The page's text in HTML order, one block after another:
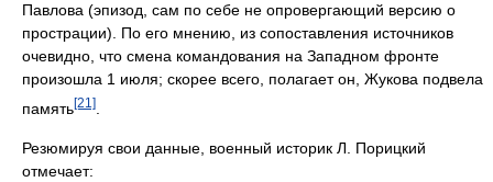
Павлова (эпизод, сам по себе не опровергающий версию о
прострации). По его мнению, из сопоставления источников
очевидно, что смена командования на Западном фронте
произошла 1 июля; скорее всего, полагает он, Жукова подвела
память[21]
Резюмируя свои данные, военный историк Л. Порицкий
отмечает: